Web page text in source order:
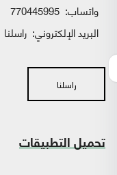
واتساب:
البريد الإلكتروني: راسلنا
راسلنا
تحميل التطبيقات